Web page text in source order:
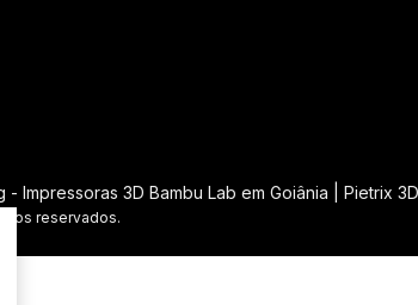
- Impressoras 3D Bambu Lab em Goiânia | Pietrix 3D
reservados.